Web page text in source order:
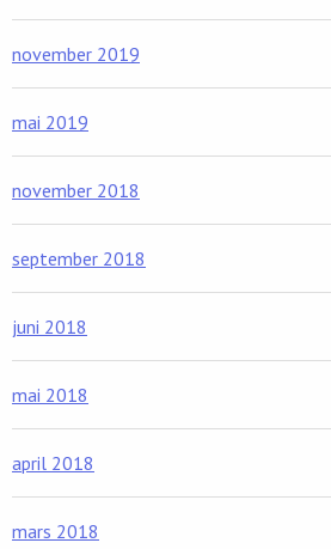
november 2019
mai 2019
november 2018
september 2018
juni 2018
mai 2018
april 2018
mars 2018